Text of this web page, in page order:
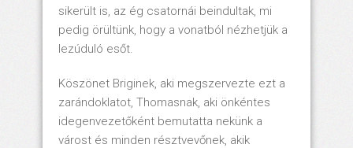
sikerült is, az ég csatornái beindultak, mi
pedig örültünk, hogy a vonatból nézhetjük a
lezúduló esőt.
Köszönet Briginek, aki megszervezte ezt a
zarándoklatot, Thomasnak, aki önkéntes
idegenvezetőként bemutatta nekünk a
várost és minden résztvevőnek, akik